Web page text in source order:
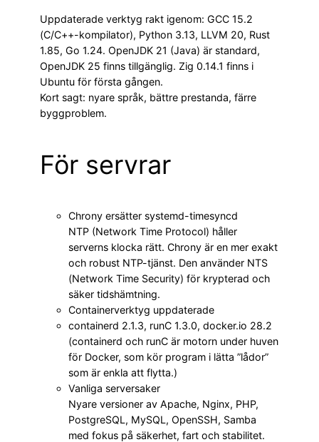
Uppdaterade verktyg rakt igenom: GCC 15.2
(C/C++-kompilator), Python 3.13, LLVM 20, Rust
1.85, Go 1.24. OpenJDK 21 (Java) är standard,
OpenJDK 25 finns tillgänglig. Zig 0.14.1 finns i
Ubuntu för första gången.
Kort sagt: nyare språk, bättre prestanda, färre
byggproblem.
För servrar
Chrony ersätter systemd-timesyncd
NTP (Network Time Protocol) håller
serverns klocka rätt. Chrony är en mer exakt
och robust NTP-tjänst. Den använder NTS
(Network Time Security) för krypterad och
säker tids­hämtning.
Containerverktyg uppdaterade
containerd 2.1.3, runC 1.3.0, docker.io 28.2
(containerd och runC är motorn under huven
för Docker, som kör program i lätta ”lådor”
som är enkla att flytta.)
Vanliga serversaker
Nyare versioner av Apache, Nginx, PHP,
PostgreSQL, MySQL, OpenSSH, Samba
med fokus på säkerhet, fart och stabilitet.